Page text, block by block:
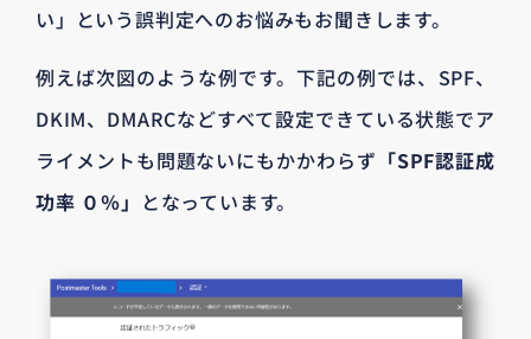
い」という誤判定へのお悩みもお聞きします。
例えば次図のような例です。下記の例では、SPF、
DKIM、DMARCなどすべて設定できている状態でア
ライメントも問題ないにもかかわらず 「SPF認証成
功率 ０％」 となっています。